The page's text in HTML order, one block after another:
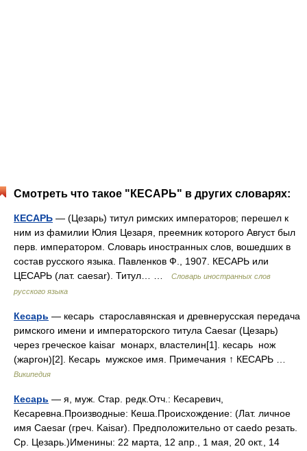
Смотреть что такое "КЕСАРЬ" в других словарях:
КЕСАРЬ — (Цезарь) титул римских императоров; перешел к
ним из фамилии Юлия Цезаря, преемник которого Август был
перв. императором. Словарь иностранных слов, вошедших в
состав русского языка. Павленков Ф., 1907. КЕСАРЬ или
ЦЕСАРЬ (лат. caesar). Титул… …
Словарь иностранных слов
русского языка
Кесарь — кесарь старославянская и древнерусская передача
римского имени и императорского титула Caesar (Цезарь)
через греческое kaisar монарх, властелин[1]. кесарь нож
(жаргон)[2]. Кесарь мужское имя. Примечания ↑ КЕСАРЬ …
Википедия
Кесарь — я, муж. Стар. редк.Отч.: Кесаревич,
Кесаревна.Производные: Кеша.Происхождение: (Лат. личное
имя Caesar (греч. Kaisar). Предположительно от caedo резать.
Ср. Цезарь.)Именины: 22 марта, 12 апр., 1 мая, 20 окт., 14